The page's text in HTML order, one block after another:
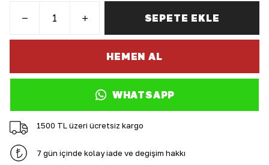
SEPETE EKLE
HEMEN AL
WHATSAPP
1500 TL üzeri ücretsiz kargo
7 gün içinde kolay iade ve değişim hakkı